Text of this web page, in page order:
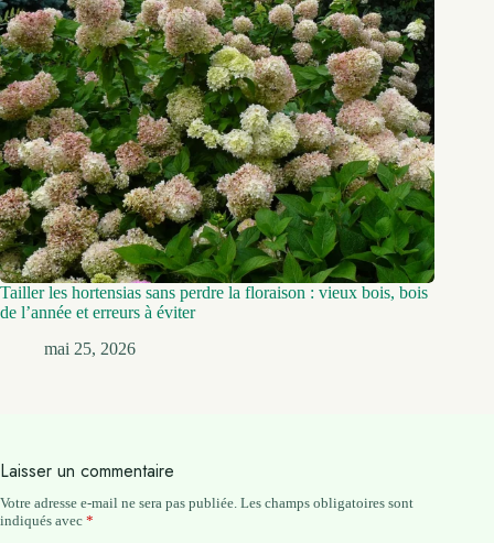
Tailler les hortensias sans perdre la floraison : vieux bois, bois
de l’année et erreurs à éviter
mai 25, 2026
Laisser un commentaire
Votre adresse e-mail ne sera pas publiée. Les champs obligatoires sont
indiqués avec *